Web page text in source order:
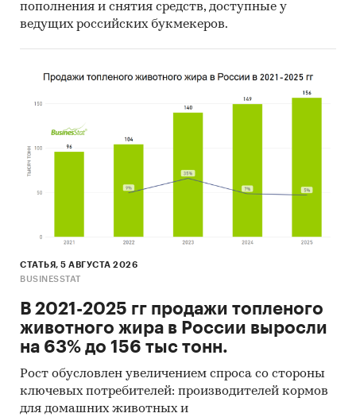
Масла нефтяные смазочные; дистилляты
Масла моторные для карбюраторных и
дизельных двигателей
Масла нефтяные смазочные прочие, не
включенные в другие группировки
Прогноз развития рынка нефтяных масел
масел (производства, импорта, экспорта и
объема рынка) на2025-2029 гг.на основе
ретроспективных данных с поправкой на
мнения экспертов, макроэкономические
тренды, изменения в регулировании отрасли и
т.д.
пополнения и снятия средств, доступные у
ведущих российских букмекеров.
СТАТЬЯ, 5 АВГУСТА 2026
BUSINESSTAT
В 2021-2025 гг продажи топленого
животного жира в России выросли
на 63% до 156 тыс тонн.
Рост обусловлен увеличением спроса со стороны
ключевых потребителей: производителей кормов
для домашних животных и